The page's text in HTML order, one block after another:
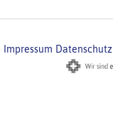
Impressum Datenschutz